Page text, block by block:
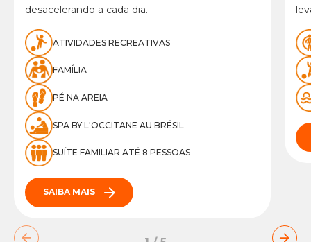
desacelerando a cada dia.
ATIVIDADES RECREATIVAS
FAMÍLIA
PÉ NA AREIA
SPA BY L'OCCITANE AU BRÉSIL
SUÍTE FAMILIAR ATÉ 8 PESSOAS
SAIBA MAIS